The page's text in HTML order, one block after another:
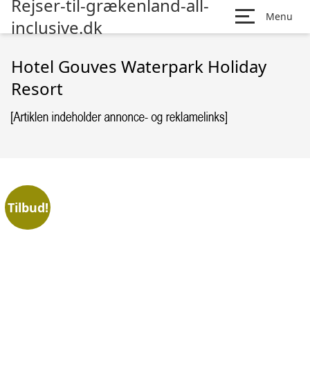
Rejser-til-grækenland-all-
inclusive.dk
Menu
Hotel Gouves Waterpark Holiday
Resort
Tilbud!